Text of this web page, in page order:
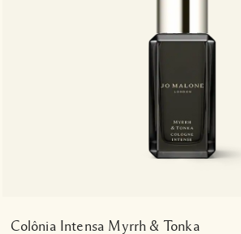
Colônia Intensa Myrrh & Tonka